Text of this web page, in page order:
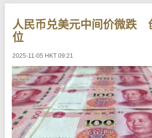
c
人民币兑美元中间价微跌
位
2025-11-05 HKT 09:21